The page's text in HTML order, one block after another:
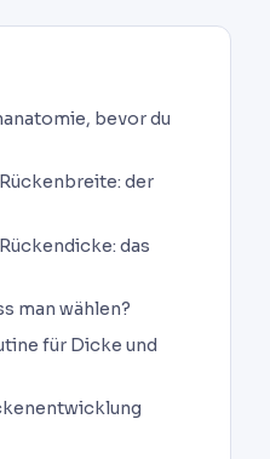
bevor du
der
das
man wählen?
für Dicke und